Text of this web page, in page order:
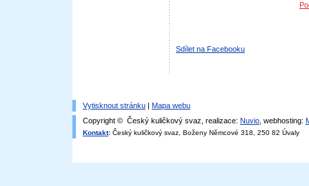
Sdílet na Facebooku
Vytisknout stránku | Mapa webu
Copyright © Český kuličkový svaz, realizace: Nuvio , webhosting:
Kontakt: Český kuličkový svaz, Boženy Němcové 318, 250 82 Úvaly